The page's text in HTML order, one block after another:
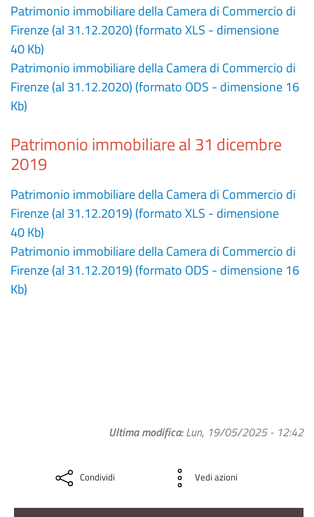
Patrimonio immobiliare della Camera di Commercio di
Firenze (al 31.12.2020) (formato XLS - dimensione
40 Kb)
Patrimonio immobiliare della Camera di Commercio di
Firenze (al 31.12.2020) (formato ODS - dimensione 16
Kb)
Patrimonio immobiliare al 31 dicembre
2019
Patrimonio immobiliare della Camera di Commercio di
Firenze (al 31.12.2019) (formato XLS - dimensione
40 Kb)
Patrimonio immobiliare della Camera di Commercio di
Firenze (al 31.12.2019) (formato ODS - dimensione 16
Kb)
Ultima modifica Lun, 19/05/2025 - 12:42
Condividi Vedi azioni